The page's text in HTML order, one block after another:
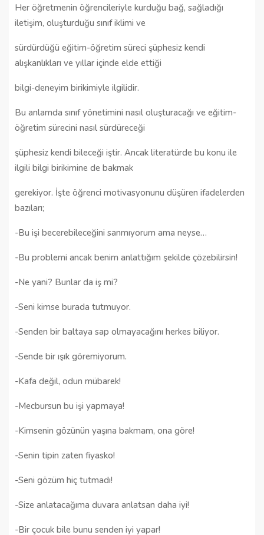
Her öğretmenin öğrencileriyle kurduğu bağ, sağladığı
iletişim, oluşturduğu sınıf iklimi ve
sürdürdüğü eğitim-öğretim süreci şüphesiz kendi
alışkanlıkları ve yıllar içinde elde ettiği
bilgi-deneyim birikimiyle ilgilidir.
Bu anlamda sınıf yönetimini nasıl oluşturacağı ve eğitim-
öğretim sürecini nasıl sürdüreceği
şüphesiz kendi bileceği iştir. Ancak literatürde bu konu ile
ilgili bilgi birikimine de bakmak
gerekiyor. İşte öğrenci motivasyonunu düşüren ifadelerden
bazıları;
-Bu işi becerebileceğini sanmıyorum ama neyse…
-Bu problemi ancak benim anlattığım şekilde çözebilirsin!
-Ne yani? Bunlar da iş mi?
-Seni kimse burada tutmuyor.
-Senden bir baltaya sap olmayacağını herkes biliyor.
-Sende bir ışık göremiyorum.
-Kafa değil, odun mübarek!
-Mecbursun bu işi yapmaya!
-Kimsenin gözünün yaşına bakmam, ona göre!
-Senin tipin zaten fiyasko!
-Seni gözüm hiç tutmadı!
-Size anlatacağıma duvara anlatsan daha iyi!
-Bir çocuk bile bunu senden iyi yapar!